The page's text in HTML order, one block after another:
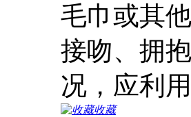
毛巾或其
接吻、拥
况，应利
收藏